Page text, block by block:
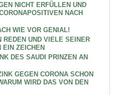
NICHT ERFÜLLEN UND
NACH
WIE VOR GENIAL!
REDEN UND VIELE SEINER
EIN ZEICHEN
DES SAUDI PRINZEN AN
GEGEN CORONA SCHON
WIRD DAS VON DEN